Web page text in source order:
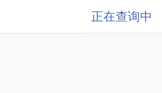
正在查询中